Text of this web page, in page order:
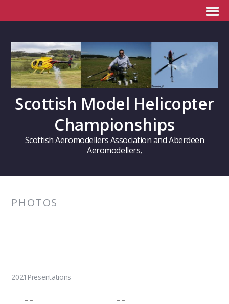
Scottish Model Helicopter
Championships
Scottish Aeromodellers Association and Aberdeen
Aeromodellers,
PHOTOS
2021Presentations